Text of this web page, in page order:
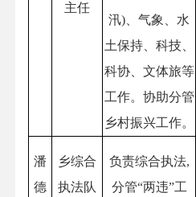
主任
汛)、气象、水
土保持、科技、
科协、文体旅等
工作。协助分管
乡村振兴工作。
潘
德
乡综合
执法队
负责综合执法,
分管“两违”工